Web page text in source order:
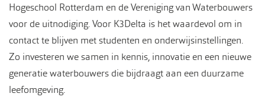
Hogeschool Rotterdam en de Vereniging van Waterbouwers
voor de uitnodiging. Voor K3Delta is het waardevol om in
contact te blijven met studenten en onderwijsinstellingen.
Zo investeren we samen in kennis, innovatie en een nieuwe
generatie waterbouwers die bijdraagt aan een duurzame
leefomgeving.